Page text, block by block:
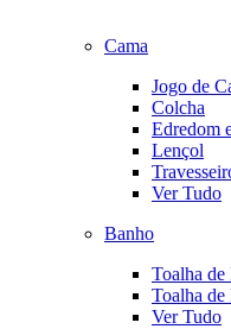
Cama
Jogo de
Colcha
Edredom
Lençol
Ver Tudo
Banho
Toalha de
Toalha de
Ver Tudo